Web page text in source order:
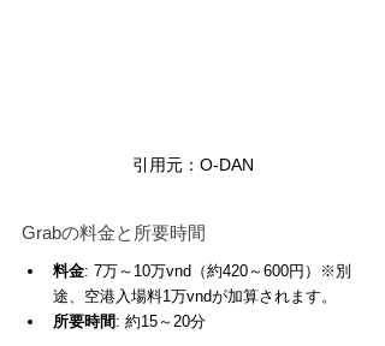
引用元：O-DAN
Grabの料金と所要時間
料金: 7万～10万vnd（約420～600円）※別
途、空港入場料1万vndが加算されます。
所要時間 : 約15～20分